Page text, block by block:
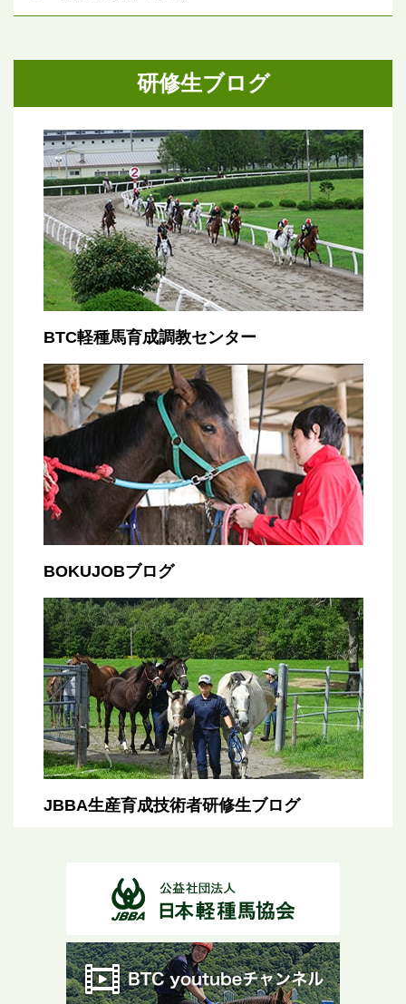
研修生ブログ
BTC軽種馬育成調教センター
BOKUJOBブログ
JBBA生産育成技術者研修生ブログ